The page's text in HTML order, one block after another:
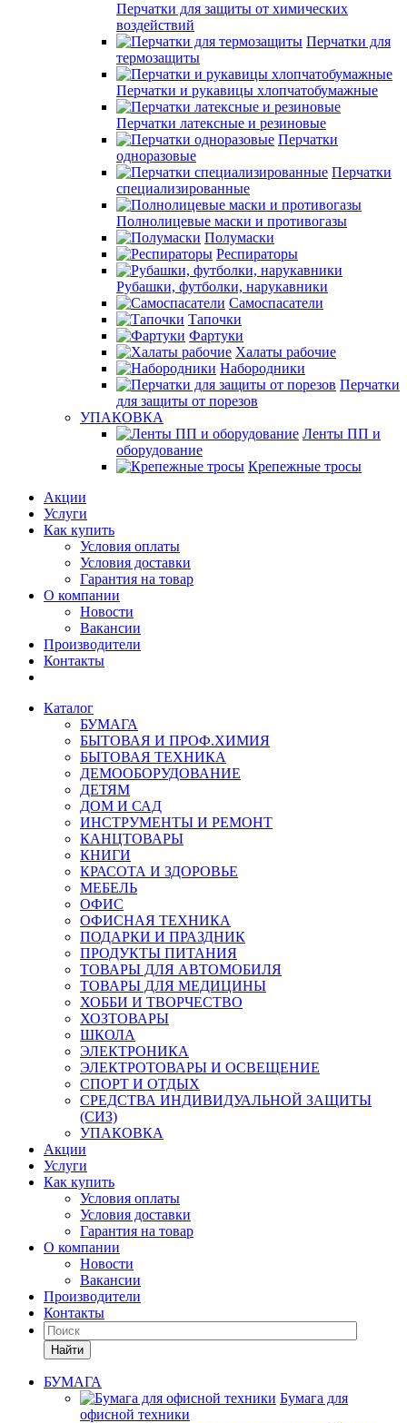
Перчатки для защиты от химических
воздействий
Перчатки для
термозащиты
Перчатки и рукавицы хлопчатобумажные
Перчатки латексные и резиновые
Перчатки
одноразовые
Перчатки
специализированные
Полнолицевые маски и противогазы
Полумаски
Респираторы
Рубашки, футболки, нарукавники
Самоспасатели
Тапочки
Фартуки
Халаты рабочие
Набородники
Перчатки
для защиты от порезов
УПАКОВКА
Ленты ПП и
оборудование
Крепежные тросы
Акции
Услуги
Как купить
Условия оплаты
Условия доставки
Гарантия на товар
О компании
Новости
Вакансии
Производители
Контакты
Каталог
БУМАГА
БЫТОВАЯ И ПРОФ.ХИМИЯ
БЫТОВАЯ ТЕХНИКА
ДЕМООБОРУДОВАНИЕ
ДЕТЯМ
ДОМ И САД
ИНСТРУМЕНТЫ И РЕМОНТ
КАНЦТОВАРЫ
КНИГИ
КРАСОТА И ЗДОРОВЬЕ
МЕБЕЛЬ
ОФИС
ОФИСНАЯ ТЕХНИКА
ПОДАРКИ И ПРАЗДНИК
ПРОДУКТЫ ПИТАНИЯ
ТОВАРЫ ДЛЯ АВТОМОБИЛЯ
ТОВАРЫ ДЛЯ МЕДИЦИНЫ
ХОББИ И ТВОРЧЕСТВО
ХОЗТОВАРЫ
ШКОЛА
ЭЛЕКТРОНИКА
ЭЛЕКТРОТОВАРЫ И ОСВЕЩЕНИЕ
СПОРТ И ОТДЫХ
СРЕДСТВА ИНДИВИДУАЛЬНОЙ ЗАЩИТЫ
(СИЗ)
УПАКОВКА
Акции
Услуги
Как купить
Условия оплаты
Условия доставки
Гарантия на товар
О компании
Новости
Вакансии
Производители
Контакты
Найти
БУМАГА
Бумага для
офисной техники